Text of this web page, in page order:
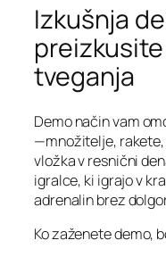
Izkušnja
tveganja
Demo način vam
—množitelje,
vložka v resnični
igralce, ki igrajo v
adrenalin brez
Ko zaženete demo,